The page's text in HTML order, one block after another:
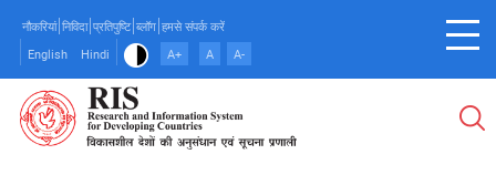
main
content
नौकरियां निविदा प्रतिपुष्टि ब्लॉग हमसे संपर्क करें
English
Hindi A+ A A-